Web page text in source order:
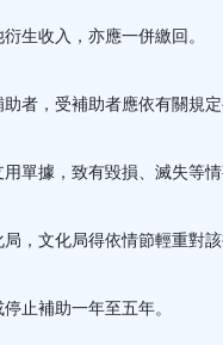
生收入，亦應一併繳回。
者，受補助者應依有關規
單據，致有毀損、滅失等
，文化局得依情節輕重對
止補助一年至五年。